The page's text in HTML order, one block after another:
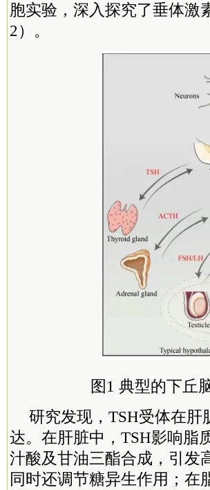
胞实验，深入探究了垂体激
2）。
图1 典型的下丘
研究发现，TSH受体在
达。在肝脏中，TSH影响脂
汁酸及甘油三酯合成，引发
同时还调节糖异生作用；在